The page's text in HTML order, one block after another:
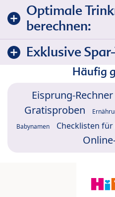
Optimale
berechnen:
Exklusive
Häufig
Eisprung-Rechner
Gratisproben
Babynamen Checklisten für